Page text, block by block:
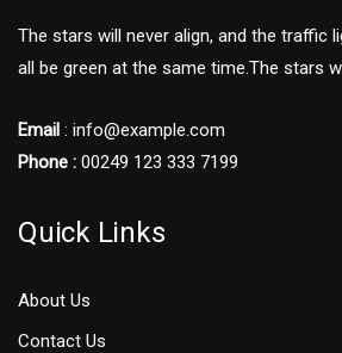
The stars will never align, and the traffic
all be green at the same time.The stars
Email : info@example.com
Phone : 00249 123 333 7199
Quick Links
About Us
Contact Us